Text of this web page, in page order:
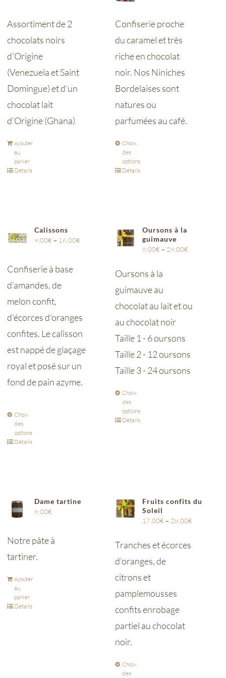
Assortiment de 2
chocolats noirs
d’Origine
(Venezuela et Saint
Domingue) et d’un
chocolat lait
d’Origine (Ghana)
Ajouter
au
panier
Détails
Confiserie proche
du caramel et très
riche en chocolat
noir. Nos Niniches
Bordelaises sont
natures ou
parfumées au café.
Choix
des
options
Détails
Calissons
9,00€ – 16,00€
Confiserie à base
d'amandes, de
melon confit,
d'écorces d'oranges
confites. Le calisson
est nappé de glaçage
royal et posé sur un
fond de pain azyme.
Choix
des
options
Détails
Oursons à la
guimauve
8,00€ – 29,00€
Oursons à la
guimauve au
chocolat au lait et ou
au chocolat noir
Taille 1 - 6 oursons
Taille 2 - 12 oursons
Taille 3 - 24 oursons
Choix
des
options
Détails
Dame tartine
8,00€
Notre pâte à
tartiner.
Ajouter
au
panier
Détails
Fruits confits du
Soleil
17,00€ – 28,00€
Tranches et écorces
d’oranges, de
citrons et
pamplemousses
confits enrobage
partiel au chocolat
noir.
Choix
des